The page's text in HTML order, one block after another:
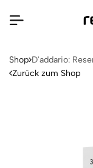
Shop D'addario:
Zurück zum Shop